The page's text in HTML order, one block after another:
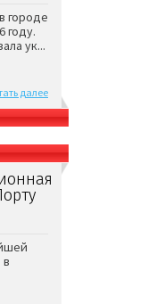
городе
году.
ук...
далее